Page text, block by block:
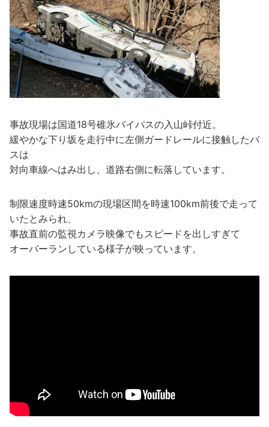
事故現場は国道18号碓氷バイパスの入山峠付近。
緩やかな下り坂を走行中に左側ガードレールに接触したバ
スは
対向車線へはみ出し、道路右側に転落しています。
制限速度時速50kmの現場区間を時速100km前後で走って
いたとみられ、
事故直前の監視カメラ映像でもスピードを出しすぎて
オーバーランしている様子が映っています。